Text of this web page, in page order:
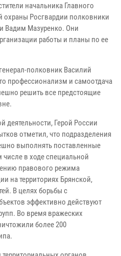
начальника Главного
охраны Росгвардии полковники
Вадим Мазуренко. Они
работы и планы по ее
полковник Василий
профессионализм и самоотдача
решить все предстоящие
деятельности, Герой России
отметил, что подразделения
выполнять поставленные
в ходе специальной
правового режима
на территориях Брянской,
В целях борьбы с
эффективно действуют
Во время вражеских
более 200